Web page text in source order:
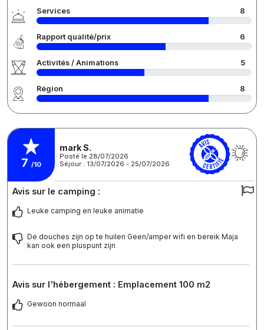
Services 8
Rapport qualité/prix 6
Activités / Animations 5
Région 8
7 /10
mark S.
Posté le 28/07/2026
Séjour : 13/07/2026 - 25/07/2026
Avis sur le camping :
Leuke camping en leuke animatie
De douches zijn op te huilen Geen/amper wifi en bereik Maja
kan ook een pluspunt zijn
Avis sur l'hébergement : Emplacement 100 m2
Gewoon normaal